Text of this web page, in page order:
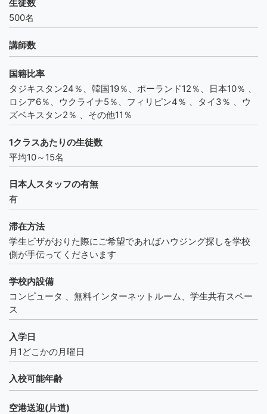
生徒数
500名
講師数
国籍比率
タジキスタン24％、韓国19％、ポーランド12％、日本10％ 、
ロシア6％、ウクライナ5％、フィリピン4％ 、タイ3％ 、ウ
ズベキスタン2％ 、その他11％
1クラスあたりの生徒数
平均10～15名
日本人スタッフの有無
有
滞在方法
学生ビザがおりた際にご希望であればハウジング探しを学校
側が手伝ってくださいます
学校内設備
コンピュータ 、無料インターネットルーム、学生共有スペー
ス
入学日
月1どこかの月曜日
入校可能年齢
空港送迎(片道)